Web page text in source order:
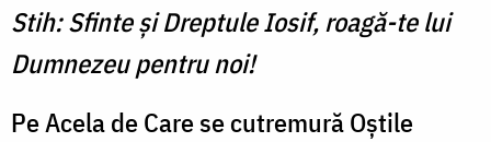
Stih: Sfinte şi Dreptule Iosif, roagă-te lui
Dumnezeu pentru noi!
Pe Acela de Care se cutre­mură Oştile